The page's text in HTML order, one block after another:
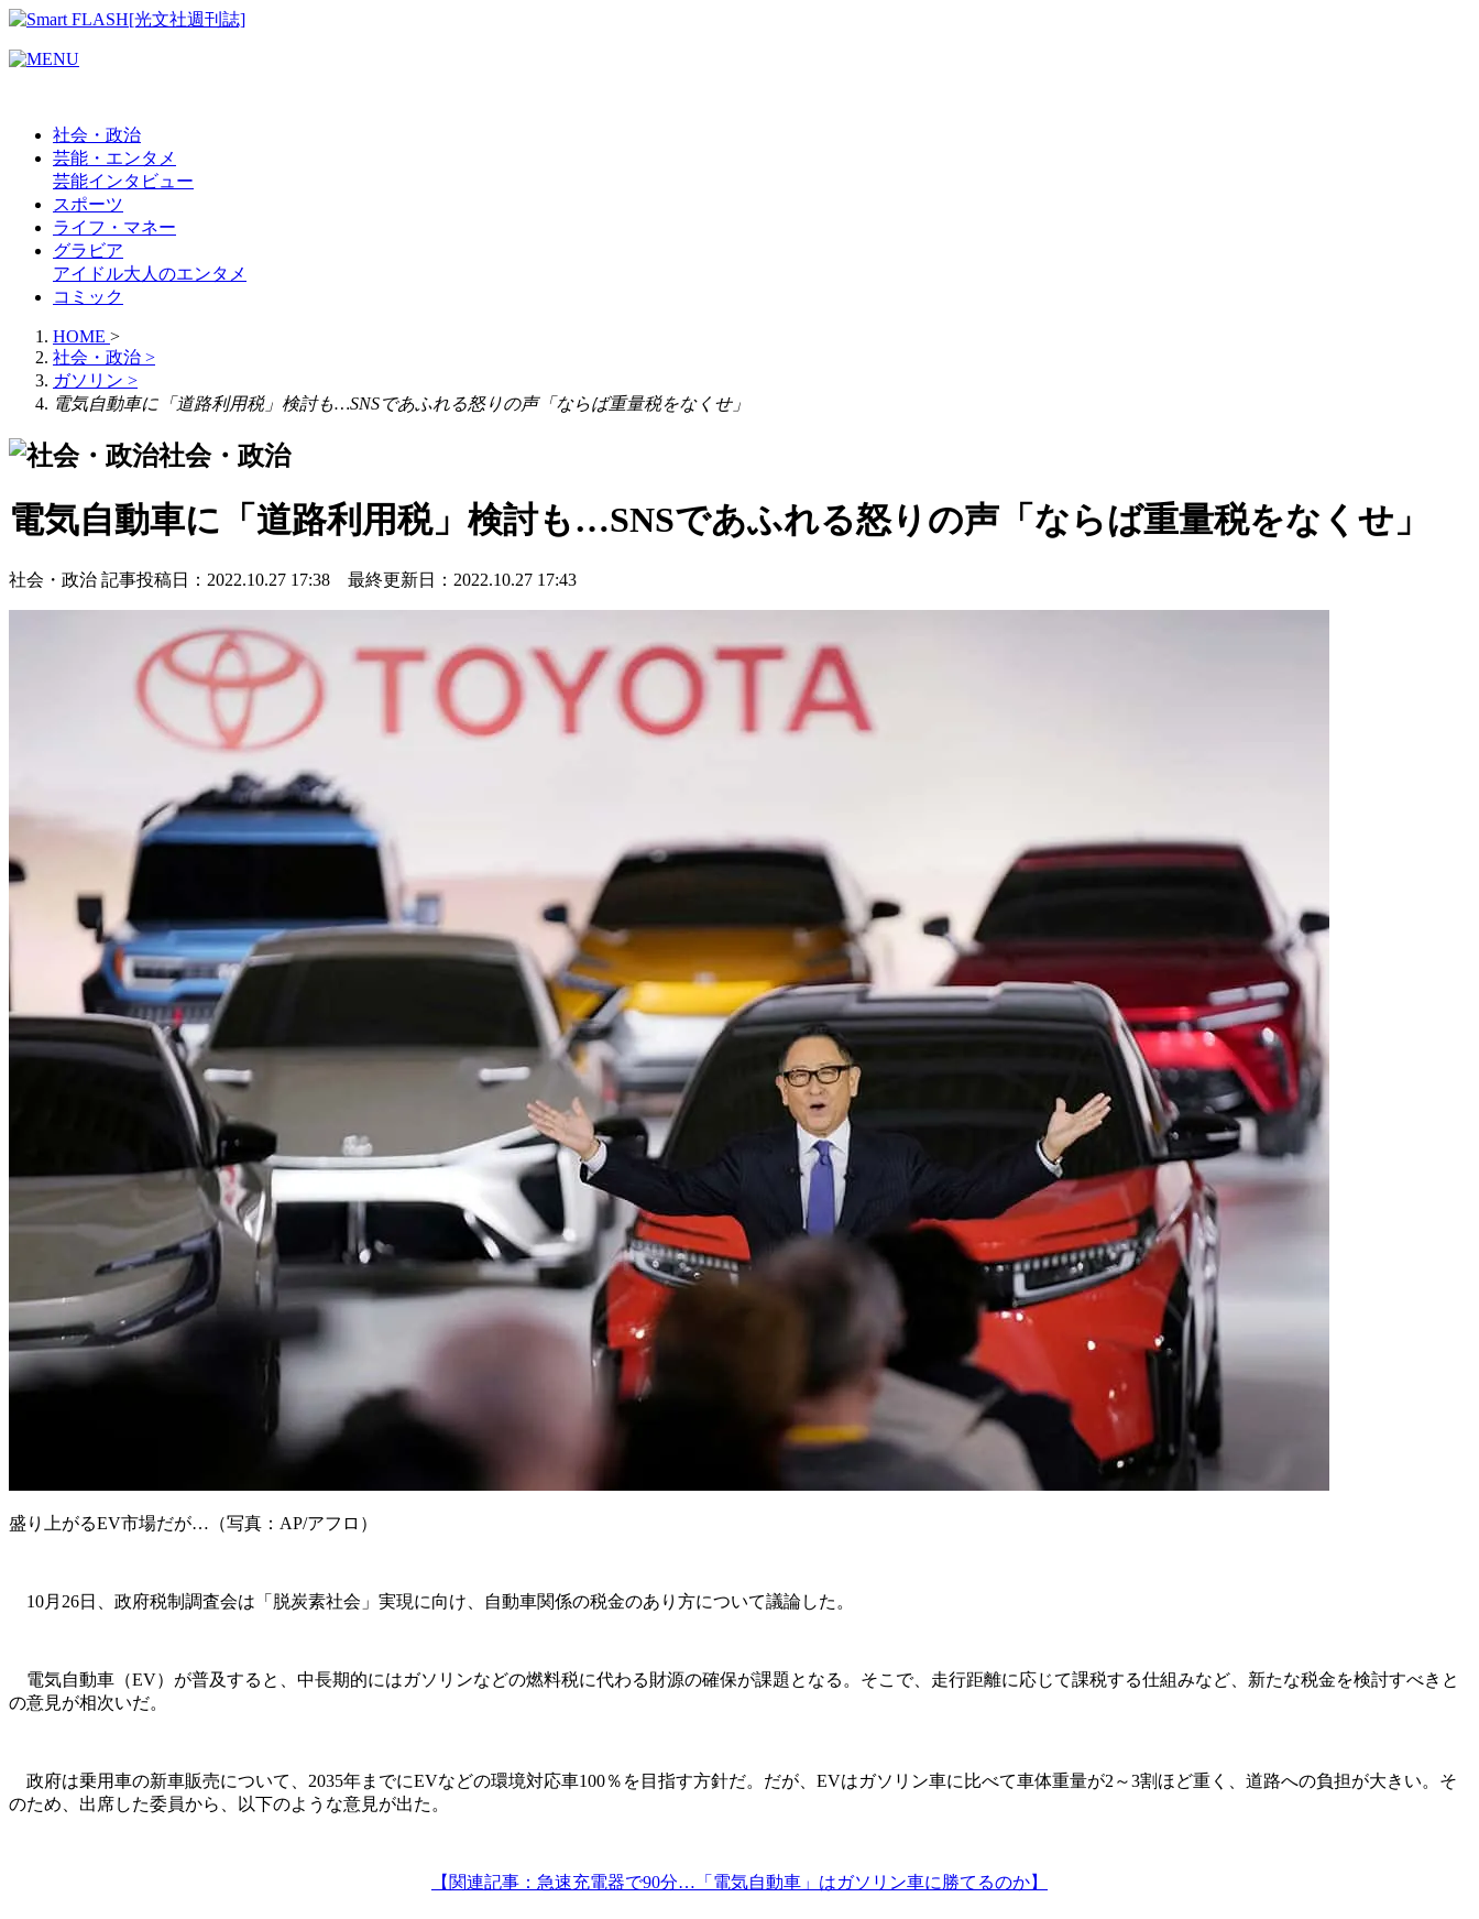
社会・政治
芸能・エンタメ
芸能インタビュー
スポーツ
ライフ・マネー
グラビア
アイドル大人のエンタメ
コミック
HOME >
社会・政治 >
ガソリン >
電気自動車に「道路利用税」検討も…SNSであふれる怒りの声「ならば重量税をなくせ」
社会・政治
電気自動車に「道路利用税」検討も…SNSであふれる怒りの声「ならば重量税をなくせ」
社会・政治 記事投稿日：2022.10.27 17:38 最終更新日：2022.10.27 17:43
盛り上がるEV市場だが…（写真：AP/アフロ）
10月26日、政府税制調査会は「脱炭素社会」実現に向け、自動車関係の税金のあり方について議論した。
電気自動車（EV）が普及すると、中長期的にはガソリンなどの燃料税に代わる財源の確保が課題となる。そこで、走行距離に応じて課税する仕組みなど、新たな税金を検討すべきと
の意見が相次いだ。
政府は乗用車の新車販売について、2035年までにEVなどの環境対応車100％を目指す方針だ。だが、EVはガソリン車に比べて車体重量が2～3割ほど重く、道路への負担が大きい。そ
のため、出席した委員から、以下のような意見が出た。
【関連記事：急速充電器で90分…「電気自動車」はガソリン車に勝てるのか】